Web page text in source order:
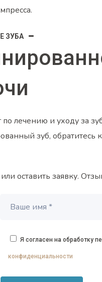
ЗУБА
по лечению и уходу за
зуб, обратитесь
оставить заявку.
Я согласен на обработку
конфиденциальности